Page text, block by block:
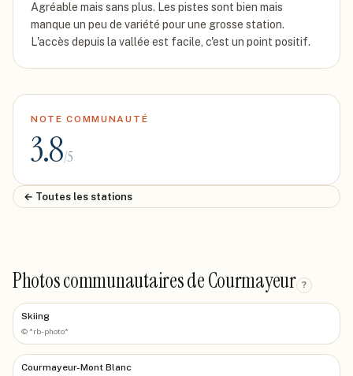
Agréable mais sans plus. Les pistes sont bien mais
manque un peu de variété pour une grosse station.
L'accès depuis la vallée est facile, c'est un point positif.
NOTE COMMUNAUTÉ
3.8/5
← Toutes les stations
Photos communautaires de Courmayeur ?
Skiing
© *rb-photo*
Courmayeur-Mont Blanc